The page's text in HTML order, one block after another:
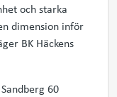
och starka
dimension inför
BK Häckens
60